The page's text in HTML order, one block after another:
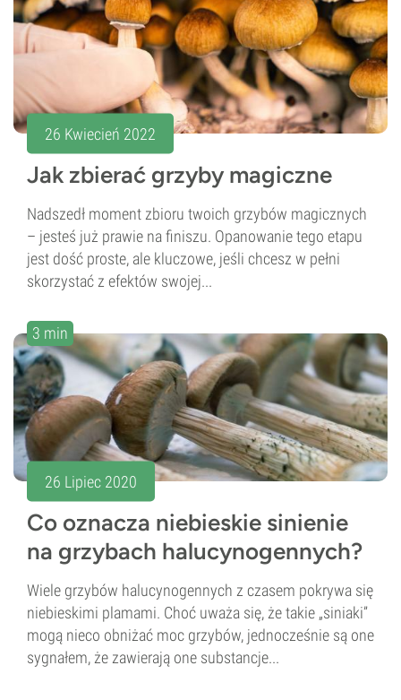
26 Kwiecień 2022
Jak zbierać grzyby magiczne
Nadszedł moment zbioru twoich grzybów magicznych
– jesteś już prawie na finiszu. Opanowanie tego etapu
jest dość proste, ale kluczowe, jeśli chcesz w pełni
skorzystać z efektów swojej...
3 min
26 Lipiec 2020
Co oznacza niebieskie sinienie
na grzybach halucynogennych?
Wiele grzybów halucynogennych z czasem pokrywa się
niebieskimi plamami. Choć uważa się, że takie „siniaki”
mogą nieco obniżać moc grzybów, jednocześnie są one
sygnałem, że zawierają one substancje...